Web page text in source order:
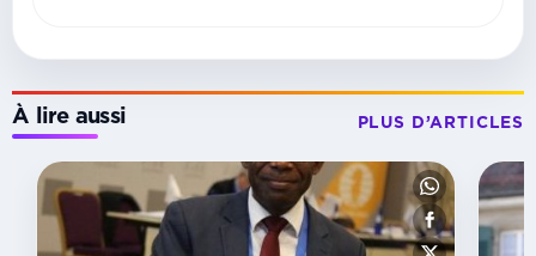
À lire aussi PLUS D’ARTICLES
SUSPENS
Ligue